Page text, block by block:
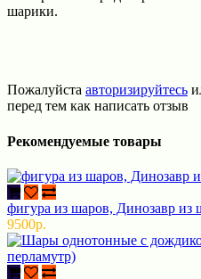
шарики.
Пожалуйста авторизируйтесь
перед тем как написать отзыв
Рекомендуемые товары
фигура из шаров, Динозавр из
9500р.